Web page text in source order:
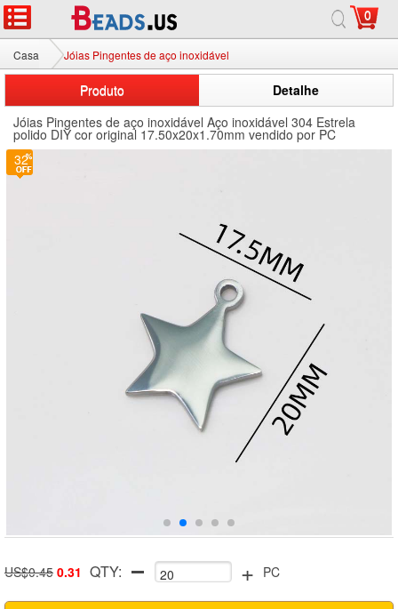
0
Casa Jóias Pingentes de aço inoxidável
Produto
Detalhe
Jóias Pingentes de aço inoxidável Aço inoxidável 304 Estrela
polido DIY cor original 17.50x20x1.70mm vendido por PC
US$0.45 0.31 QTY: + PC